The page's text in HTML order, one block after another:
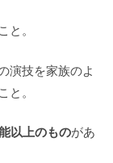
。
演技を家族のよ
。
以上のものがあ